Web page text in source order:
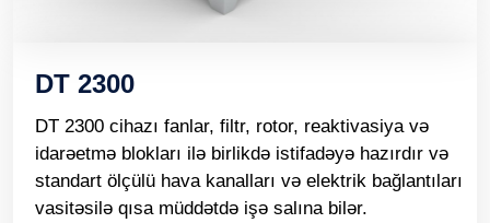
DT 2300
DT 2300 cihazı fanlar, filtr, rotor, reaktivasiya və
idarəetmə blokları ilə birlikdə istifadəyə hazırdır və
standart ölçülü hava kanalları və elektrik bağlantıları
vasitəsilə qısa müddətdə işə salına bilər.